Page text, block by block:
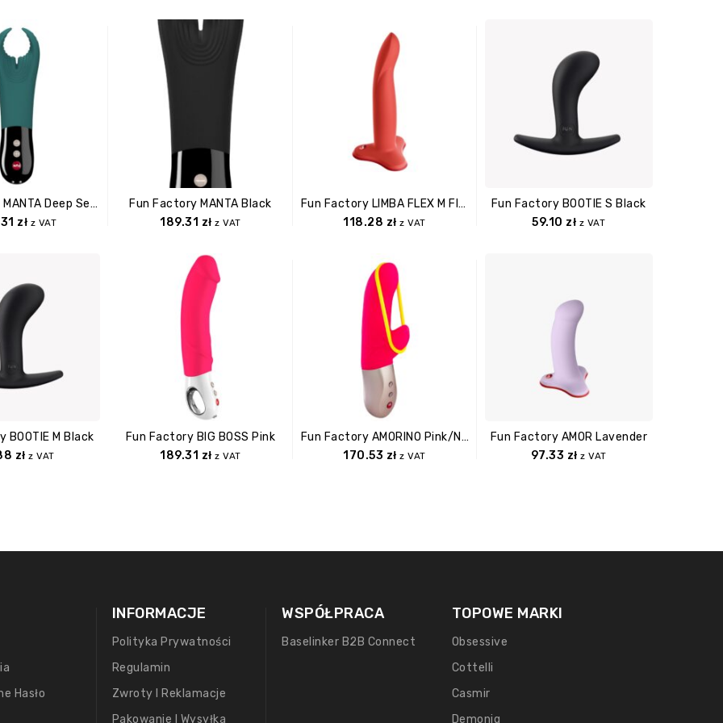
Fun Factory MANTA Deep Sea Blue/black
zł z VAT
Fun Factory MANTA Black
189.31 zł z VAT
Fun Factory LIMBA FLEX M Flashy Coral
118.28 zł z VAT
Fun Factory BOOTIE S Black
59.10 zł z VAT
BOOTIE M Black
zł z VAT
Fun Factory BIG BOSS Pink
189.31 zł z VAT
Fun Factory AMORINO Pink/neon Yellow
170.53 zł z VAT
Fun Factory AMOR Lavender
97.33 zł z VAT
Hasło
INFORMACJE
Polityka Prywatności
Regulamin
Zwroty I Reklamacje
Pakowanie I Wysyłka
WSPÓŁPRACA
Baselinker B2B Connect
TOPOWE MARKI
Obsessive
Cottelli
Casmir
Demoniq